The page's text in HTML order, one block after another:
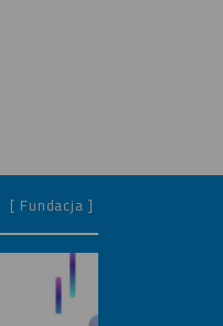
[ Fundacja ]